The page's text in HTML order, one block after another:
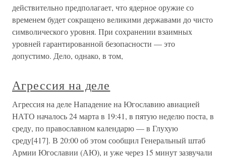
действительно предполагает, что ядерное оружие со
временем будет сокращено великими державами до чисто
символического уровня. При сохранении взаимных
уровней гарантированной безопасности — это
допустимо. Дело, однако, в том,
Агрессия на деле
Агрессия на деле Нападение на Югославию авиацией
НАТО началось 24 марта в 19:41, в пятую неделю поста, в
среду, по православном календарю — в Глухую
среду[417]. В 20:00 об этом сообщил Генеральный штаб
Армии Югославии (АЮ), и уже через 15 минут зазвучали